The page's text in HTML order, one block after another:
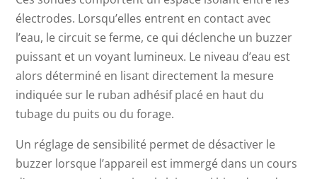
électrodes. Lorsqu’elles entrent en contact avec
l’eau, le circuit se ferme, ce qui déclenche un buzzer
puissant et un voyant lumineux. Le niveau d’eau est
alors déterminé en lisant directement la mesure
indiquée sur le ruban adhésif placé en haut du
tubage du puits ou du forage.
Un réglage de sensibilité permet de désactiver le
buzzer lorsque l’appareil est immergé dans un cours